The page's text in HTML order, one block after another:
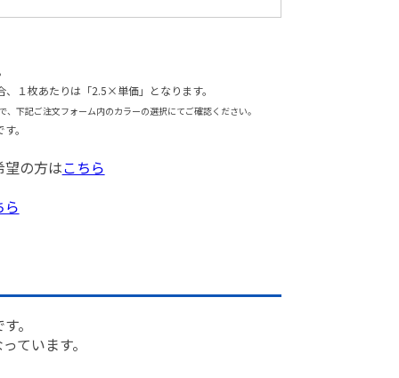
枚あたりは「2.5×単価」となります。
ご注文フォーム内のカラーの選択にてご確認ください。
。
の方はこちら
ら
。
ています。